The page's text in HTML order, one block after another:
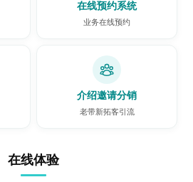
在线预约系统
业务在线预约
介绍邀请分销
老带新拓客引流
在线体验